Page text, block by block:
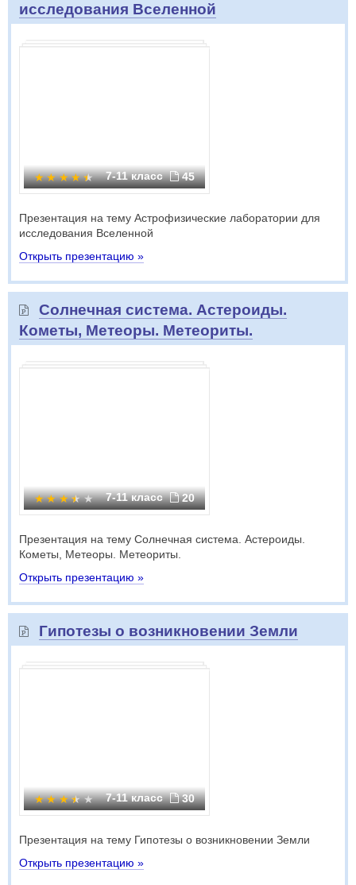
исследования Вселенной
7-11 класс 45
Презентация на тему Астрофизические лаборатории для
исследования Вселенной
Открыть презентацию »
Солнечная система. Астероиды.
Кометы, Метеоры. Метеориты.
7-11 класс 20
Презентация на тему Солнечная система. Астероиды.
Кометы, Метеоры. Метеориты.
Открыть презентацию »
Гипотезы о возникновении Земли
7-11 класс 30
Презентация на тему Гипотезы о возникновении Земли
Открыть презентацию »